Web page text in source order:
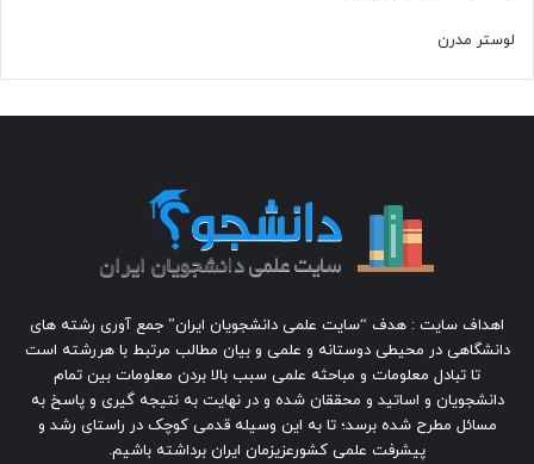
لوستر مدرن
اهداف سایت : هدف “سایت علمی دانشجویان ایران” جمع آوری رشته های
دانشگاهی در محیطی دوستانه و علمی و بیان مطالب مرتبط با هررشته است
تا تبادل معلومات و مباحثه علمی سبب بالا بردن معلومات بین تمام
دانشجویان و اساتید و محققان شده و در نهایت به نتیجه گیری و پاسخ به
مسائل مطرح شده برسد؛ تا به این وسیله قدمی کوچک در راستای رشد و
پیشرفت علمی کشورعزیزمان ایران برداشته باشیم.